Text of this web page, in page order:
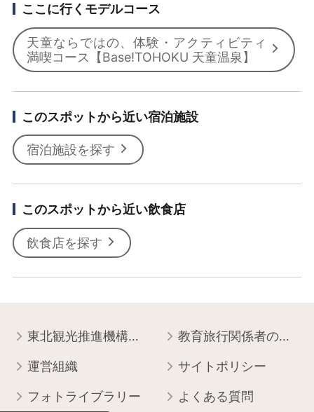
ここに行くモデルコース
天童ならではの、体験・アクティビティ
満喫コース【Base!TOHOKU 天童温泉】
このスポットから近い宿泊施設
宿泊施設を探す
このスポットから近い飲食店
飲食店を探す
東北観光推進機構について 教育旅行関係者の皆様へ
運営組織 サイトポリシー
フォトライブラリー よくある質問